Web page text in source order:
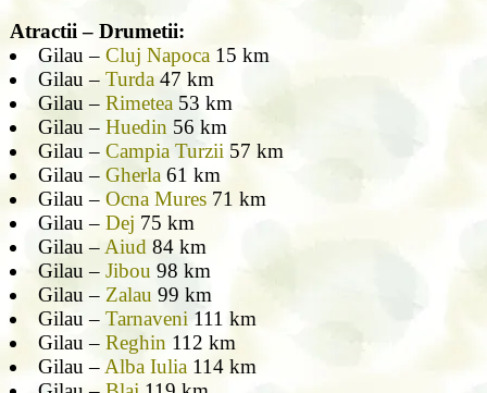
Atractii – Drumetii:
Gilau – Cluj Napoca 15 km
Gilau – Turda47 km
Gilau – Rimetea 53 km
Gilau – Huedin 56 km
Gilau – Campia Turzii 57 km
Gilau – Gherla61 km
Gilau – Ocna Mures71 km
Gilau – Dej 75 km
Gilau – Aiud 84 km
Gilau – Jibou 98 km
Gilau – Zalau 99 km
Gilau – Tarnaveni 111 km
Gilau – Reghin 112 km
Gilau – Alba Iulia114 km